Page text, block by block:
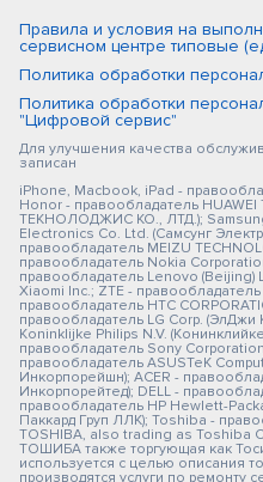
Правила и условия на
сервисном центре типовые
Политика обработки
Политика обработки
"Цифровой сервис"
Для улучшения качества
записан
iPhone, Macbook, iPad -
Honor - правообладатель HUAWEI
ТЕКНОЛОДЖИС КО., ЛТД.);
Electronics Co. Ltd. (Самсунг
правообладатель MEIZU
правообладатель Nokia
правообладатель Lenovo (Beijing)
Xiaomi Inc.; ZTE -
правообладатель HTC
правообладатель LG Corp. (ЭлДжи
Koninklijke Philips N.V.
правообладатель Sony
правообладатель ASUSTeK
Инкорпорейшн); ACER -
Инкорпорейтед); DELL -
правообладатель HP Hewlett-
Паккард Груп ЛЛК); Toshiba -
TOSHIBA, also trading as
ТОШИБА также торгующая как
используется с целью описания
производятся услуги по ремонту